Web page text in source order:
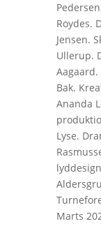
Roydes.
Jensen.
Ullerup.
Bak.
Ananda
Lyse.
Marts